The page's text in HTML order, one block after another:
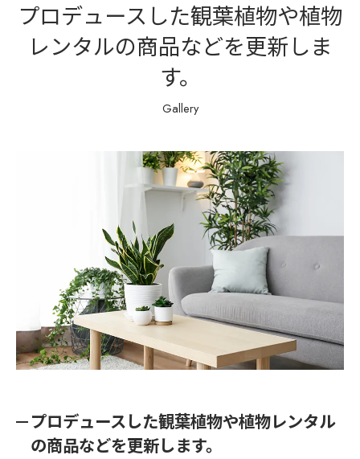
Gallery
プロデュースした観葉植物や植物
レンタルの商品などを更新しま
す。
プロデュースした観葉植物や植物レンタル
の商品などを更新します。